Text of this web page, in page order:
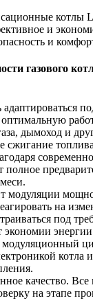
котлы
и
и
газового
оптимальную
дымоход и
сжигание
полное
модуляции
на
под
экономии
котла
качество.
на этапе